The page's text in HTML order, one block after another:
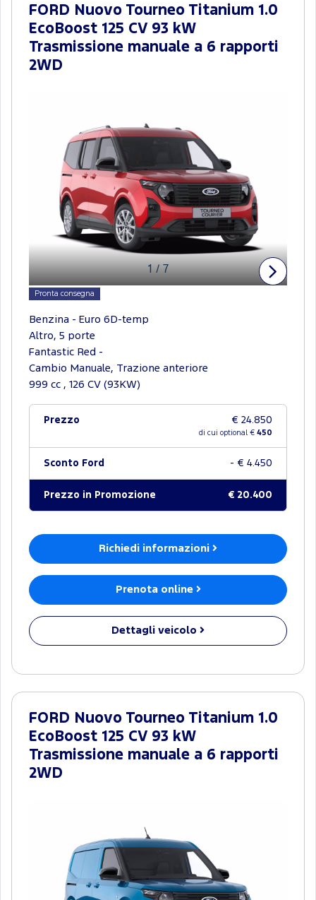
FORD Nuovo Tourneo Titanium 1.0
EcoBoost 125 CV 93 kW
Trasmissione manuale a 6 rapporti
2WD
1/7
Pronta consegna
Benzina - Euro 6D-temp
Altro, 5 porte
Fantastic Red -
Cambio Manuale, Trazione anteriore
999 cc , 126 CV (93KW)
Prezzo € 24.850
di cui optional € 450
Sconto Ford - € 4.450
Prezzo in Promozione € 20.400
Richiedi informazioni
Prenota online
Dettagli veicolo
FORD Nuovo Tourneo Titanium 1.0
EcoBoost 125 CV 93 kW
Trasmissione manuale a 6 rapporti
2WD